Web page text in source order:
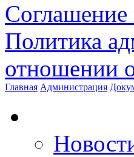
Соглашение
Политика
отношении
Главная Администрация